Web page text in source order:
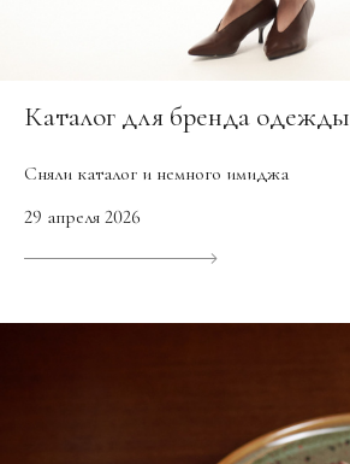
Каталог для бренда одежды
Сняли каталог и немного имиджа
29 апреля 2026